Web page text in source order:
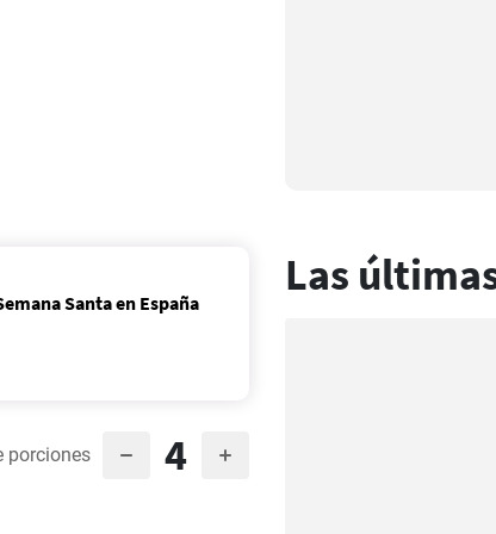
Santa en España
porciones 4
Las